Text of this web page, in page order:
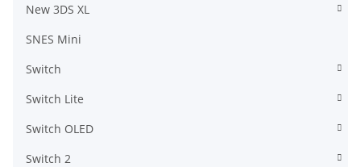
New 3DS XL
SNES Mini
Switch
Switch Lite
Switch OLED
Switch 2